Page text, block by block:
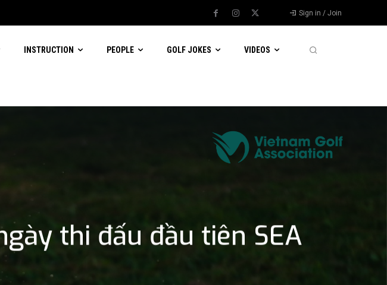
Sign in / Join
INSTRUCTION PEOPLE GOLF JOKES VIDEOS
thi đấu đầu tiên SEA